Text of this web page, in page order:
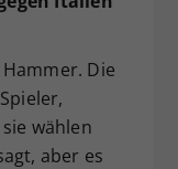
Die
wählen
aber es